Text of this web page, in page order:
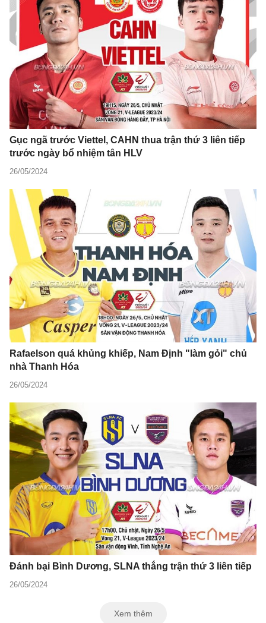
Gục ngã trước Viettel, CAHN thua trận thứ 3 liên tiếp
trước ngày bổ nhiệm tân HLV
26/05/2024
Rafaelson quá khủng khiếp, Nam Định "làm gỏi" chủ
nhà Thanh Hóa
26/05/2024
Đánh bại Bình Dương, SLNA thắng trận thứ 3 liên tiếp
26/05/2024
Xem thêm